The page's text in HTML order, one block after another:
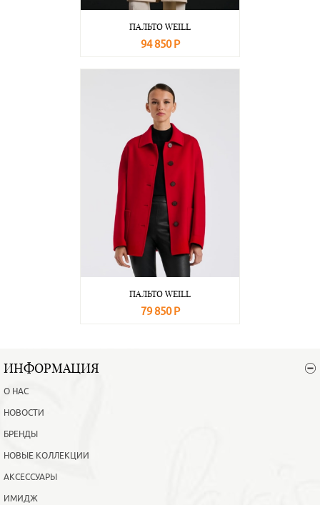
ПАЛЬТО WEILL
94 850 Р
ПАЛЬТО WEILL
79 850 Р
ИНФОРМАЦИЯ
О НАС
НОВОСТИ
БРЕНДЫ
НОВЫЕ КОЛЛЕКЦИИ
АКСЕССУАРЫ
ИМИДЖ